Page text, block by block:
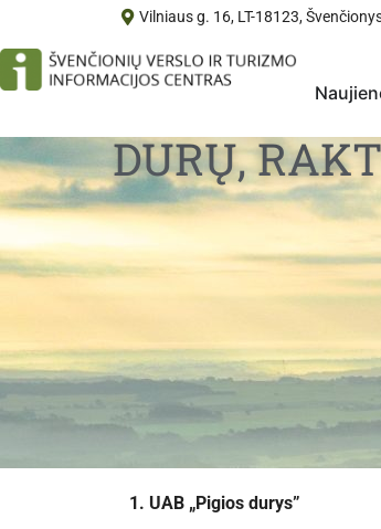
Vilniaus g. 16, LT-18123,
DURŲ,
1. UAB „Pigios durys”